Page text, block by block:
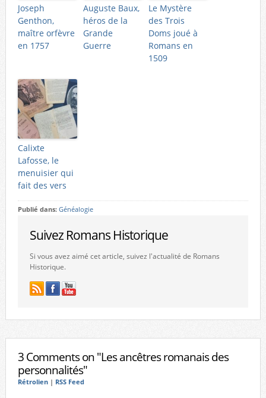
Joseph
Genthon,
maître orfèvre
en 1757
Auguste Baux,
héros de la
Grande
Guerre
Le Mystère
des Trois
Doms joué à
Romans en
1509
Calixte
Lafosse, le
menuisier qui
fait des vers
Publié dans: Généalogie
Suivez Romans Historique
Si vous avez aimé cet article, suivez l'actualité de Romans
Historique.
3 Comments on "Les ancêtres romanais des
personnalités"
Rétrolien| RSS Feed